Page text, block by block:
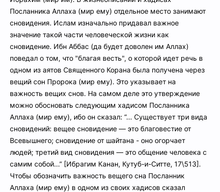
Посланника Аллаха (мир ему) отдельное место занимают
сновидения. Ислам изначально придавал важное
значение такой части человеческой жизни как
сновидение. Ибн Аббас (да будет доволен им Аллах)
поведал о том, что "благая весть", о которой идет речь в
одном из аятов Священного Корана была получена через
вещий сон Пророка (мир ему). Это указывает на
важность вещих снов. На самом деле это утверждение
можно обосновать следующим хадисом Посланника
Аллаха (мир ему), ибо он сказал: “... Существует три вида
сновидений: вещее сновидение — это благовестие от
Всевышнего; сновидение от шайтана - оно огорчает
людей; третий вид сновидения — это общение человека с
самим собой...” [Ибрагим Канан, Кутуб-и-Ситте, 17\513].
Чтобы обозначить важность вещего сна Посланник
Аллаха (мир ему) в одном из своих хадисов сказал